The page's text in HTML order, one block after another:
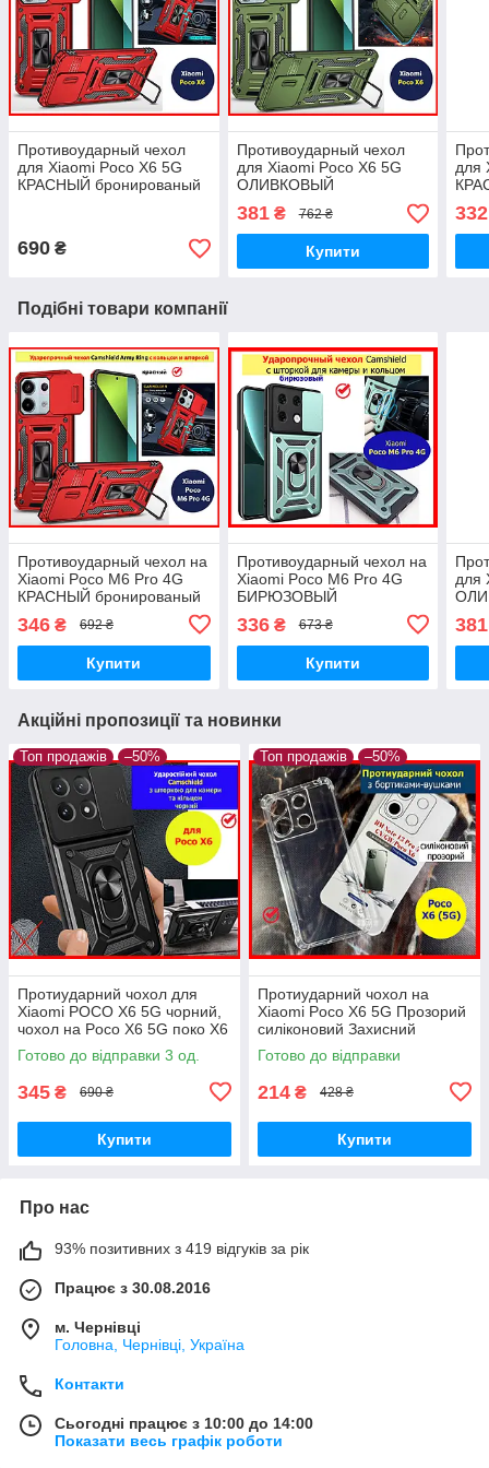
Противоударный чехол
для Xiaomi Poco X6 5G
КРАСНЫЙ бронированый
690 ₴
Противоударный чехол
для Xiaomi Poco X6 5G
ОЛИВКОВЫЙ
бронированый чохол на
телефон поко х6 з
підставка шторка
381₴ 762 ₴
Купити
для
з
332
Подібні товари компанії
Противоударный чехол на
Xiaomi Poco M6 Pro 4G
КРАСНЫЙ бронированый
підставкою і шторкою
346 ₴ 692 ₴
Купити
Противоударный чехол на
Xiaomi Poco M6 Pro 4G
БИРЮЗОВЫЙ
бронированый чохол на
телефон з підставкою і
шторкою
336₴ 673 ₴
Купити
для
381
Акційні пропозиції та новинки
Топ продажів –50%
Протиударний чохол для
Xiaomi POCO X6 5G чорний,
чохол на Poco X6 5G поко Х6
з кільцем шторкою
ударостійкий
Готово до відправки 3 од.
345 ₴ 690 ₴
Купити
Топ продажів –50%
Протиударний чохол на
Xiaomi Poco X6 5G Прозорий
силіконовий Захисний
Посилений чохол на Поко Х6
5G
Готово до відправки
214 ₴ 428 ₴
Купити
Про нас
93% позитивних з 419 відгуків за рік
Працює з 30.08.2016
м. Чернівці
Головна, Чернівці, Україна
Контакти
Сьогодні працює з 10:00 до 14:00
Показати весь графік роботи